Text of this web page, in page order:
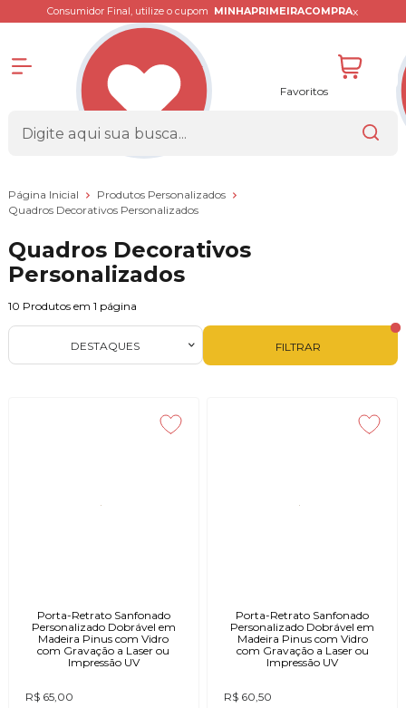
Consumidor Final, utilize o cupom MINHAPRIMEIRACOMPRAx
Favoritos
Página Inicial
Produtos Personalizados
Quadros Decorativos Personalizados
Quadros Decorativos
Personalizados
10 Produtos em 1 página
FILTRAR
DESTAQUES
Porta-Retrato Sanfonado
Personalizado Dobrável em
Madeira Pinus com Vidro
com Gravação a Laser ou
Impressão UV
R$ 65,00
Porta-Retrato Sanfonado
Personalizado Dobrável em
Madeira Pinus com Vidro
com Gravação a Laser ou
Impressão UV
R$ 60,50